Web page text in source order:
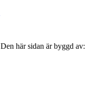
Den här sidan är byggd av: